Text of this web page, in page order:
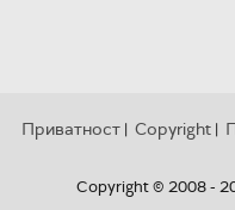
Приватност | Copyright |
Copyright © 2008 -